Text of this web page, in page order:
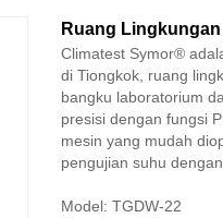
Ruang Lingkungan
Climatest Symor®
di Tiongkok, ruang
bangku laboratorium
presisi dengan fungsi
mesin yang mudah
pengujian suhu
Model: TGDW-22